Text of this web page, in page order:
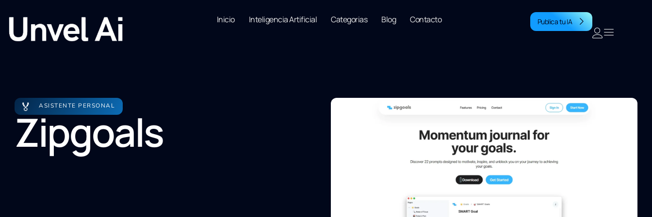
Inicio Inteligencia Artificial Categorias Blog Contacto Publica tu IA
🏅 ASISTENTE PERSONAL
Zipgoals